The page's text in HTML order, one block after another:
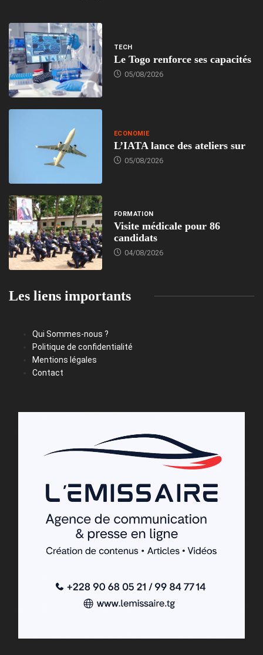
TECH
Le Togo renforce ses capacités
05/08/2026
ECONOMIE
L’IATA lance des ateliers sur
05/08/2026
FORMATION
Visite médicale pour 86
candidats
04/08/2026
Les liens importants
Qui Sommes-nous ?
Politique de confidentialité
Mentions légales
Contact